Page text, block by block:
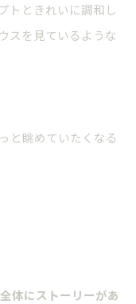
トときれいに調和し
スを見ているような
と眺めていたくなる
体にストーリーがあ